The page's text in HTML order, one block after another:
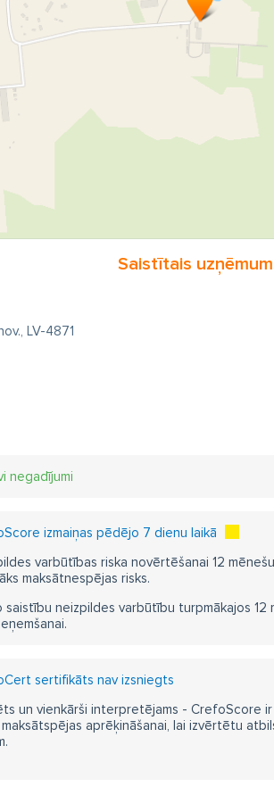
Saistītais
LV-4871
negadījumi
izmaiņas pēdējo 7 dienu laikā
varbūtības riska novērtēšanai 12
maksātnespējas risks.
neizpildes varbūtību turpmākajos 12
sertifikāts nav izsniegts
un vienkārši interpretējams - CrefoScore ir
aprēķināšanai, lai izvērtētu